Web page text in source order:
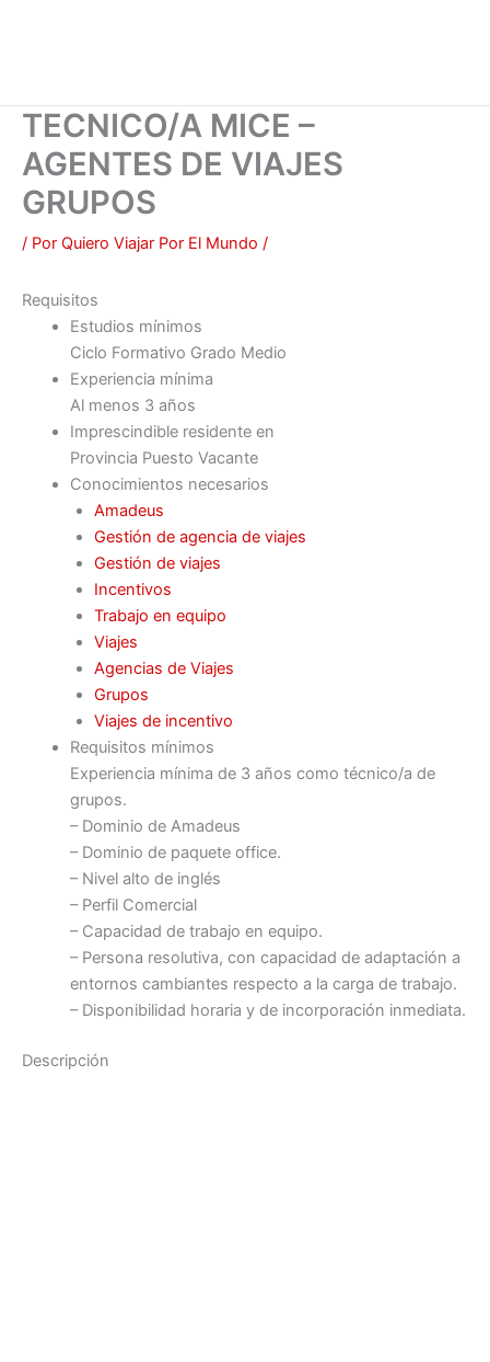
TECNICO/A MICE –
AGENTES DE VIAJES
GRUPOS
/ Por Quiero Viajar Por El Mundo /
Requisitos
Estudios mínimos
Ciclo Formativo Grado Medio
Experiencia mínima
Al menos 3 años
Imprescindible residente en
Provincia Puesto Vacante
Conocimientos necesarios
Amadeus
Gestión de agencia de viajes
Gestión de viajes
Incentivos
Trabajo en equipo
Viajes
Agencias de Viajes
Grupos
Viajes de incentivo
Requisitos mínimos
Experiencia mínima de 3 años como técnico/a de
grupos.
– Dominio de Amadeus
– Dominio de paquete office.
– Nivel alto de inglés
– Perfil Comercial
– Capacidad de trabajo en equipo.
– Persona resolutiva, con capacidad de adaptación a
entornos cambiantes respecto a la carga de trabajo.
– Disponibilidad horaria y de incorporación inmediata.
Descripción